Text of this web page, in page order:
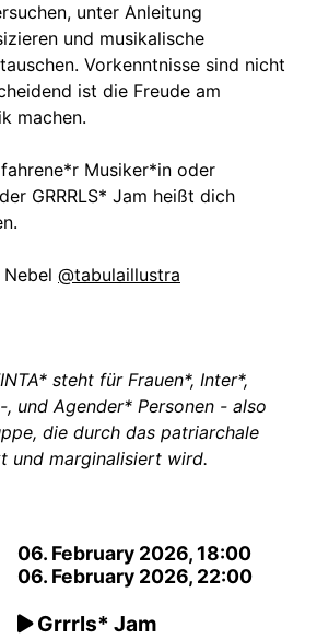
unter Anleitung
und musikalische
Vorkenntnisse sind nicht
ist die Freude am
machen.
Musiker*in oder
GRRRLS* Jam heißt dich
@tabulaillustra
steht für Frauen*, Inter*,
und Agender* Personen - also
die durch das patriarchale
und marginalisiert wird.
06. February 2026, 18:00
06. February 2026, 22:00
Grrrls* Jam